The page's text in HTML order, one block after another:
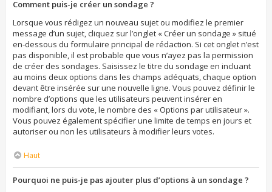
Comment puis-je créer un sondage ?
Lorsque vous rédigez un nouveau sujet ou modifiez le premier
message d’un sujet, cliquez sur l’onglet « Créer un sondage » situé
en-dessous du formulaire principal de rédaction. Si cet onglet n’est
pas disponible, il est probable que vous n’ayez pas la permission
de créer des sondages. Saisissez le titre du sondage en incluant
au moins deux options dans les champs adéquats, chaque option
devant être insérée sur une nouvelle ligne. Vous pouvez définir le
nombre d’options que les utilisateurs peuvent insérer en
modifiant, lors du vote, le nombre des « Options par utilisateur ».
Vous pouvez également spécifier une limite de temps en jours et
autoriser ou non les utilisateurs à modifier leurs votes.
Haut
Pourquoi ne puis-je pas ajouter plus d’options à un sondage ?